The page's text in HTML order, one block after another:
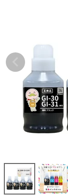
互換インクボトル
互換インクカー
再生インクカ
記事を探す
お客様の声
ご利用ガイド
よくある質問